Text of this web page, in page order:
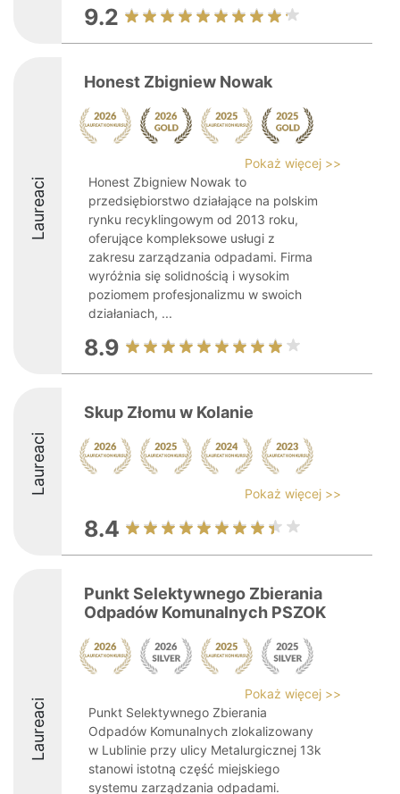
9.2
Laureaci
Honest Zbigniew Nowak
Pokaż więcej >>
Honest Zbigniew Nowak to
przedsiębiorstwo działające na polskim
rynku recyklingowym od 2013 roku,
oferujące kompleksowe usługi z
zakresu zarządzania odpadami. Firma
wyróżnia się solidnością i wysokim
poziomem profesjonalizmu w swoich
działaniach, ...
8.9
Laureaci
Skup Złomu w Kolanie
Pokaż więcej >>
8.4
Laureaci
Punkt Selektywnego Zbierania
Odpadów Komunalnych PSZOK
Pokaż więcej >>
Punkt Selektywnego Zbierania
Odpadów Komunalnych zlokalizowany
w Lublinie przy ulicy Metalurgicznej 13k
stanowi istotną część miejskiego
systemu zarządzania odpadami.